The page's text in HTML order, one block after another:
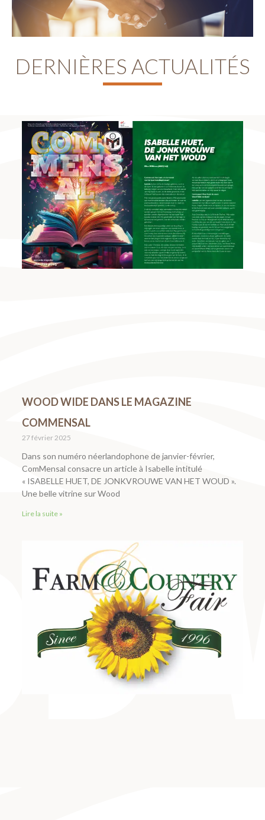
DERNIÈRES ACTUALITÉS
WOOD WIDE DANS LE MAGAZINE
COMMENSAL
27 février 2025
Dans son numéro néerlandophone de janvier-février,
ComMensal consacre un article à Isabelle intitulé
« ISABELLE HUET, DE JONKVROUWE VAN HET WOUD ».
Une belle vitrine sur Wood
Lire la suite »